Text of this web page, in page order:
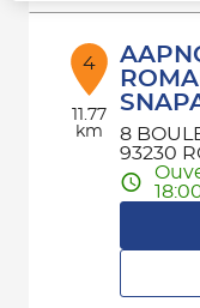
4
11.77
km
8
93230